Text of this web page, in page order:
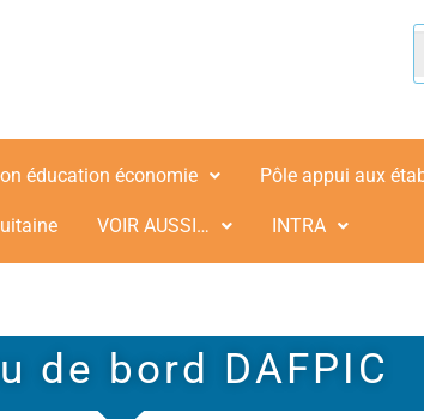
éducation économie Pôle appui aux
VOIR AUSSI… INTRA
de bord DAFPIC